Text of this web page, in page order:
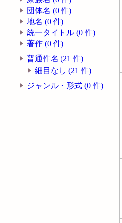
団体名 (0 件)
地名 (0 件)
統一タイトル (0 件)
著作 (0 件)
普通件名 (21 件)
細目なし (21 件)
ジャンル・形式 (0 件)